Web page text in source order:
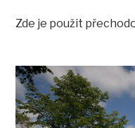
Zde je použit